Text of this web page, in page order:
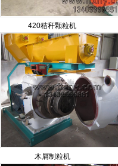
420秸秆颗粒机
木屑制粒机